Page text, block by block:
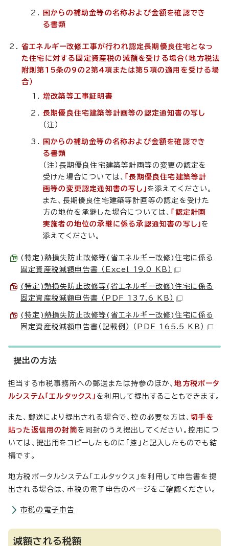
国からの補助金等の名称および金額を確認でき
る書類
省エネルギー改修工事が行われ認定長期優良住宅となっ
た住宅に対する固定資産税の減額を受ける場合（地方税法
附則第15条の9の2第4項または第5項の適用を受ける場
合）
増改築等工事証明書
長期優良住宅建築等計画等の認定通知書の写し
（注）
国からの補助金等の名称および金額を確認でき
る書類
（注）長期優良住宅建築等計画等の変更の認定を
受けた場合については、 「長期優良住宅建築等計
画等の変更認定通知書の写し」 を添えてください。
また、長期優良住宅建築等計画等の認定を受けた
方の地位を承継した場合については、 「認定計画
実施者の地位の承継に係る承認通知書の写し」 を
添えてください。
(特定)熱損失防止改修等(省エネルギー改修)住宅に係る
固定資産税減額申告書 （Excel 19.0 KB）
(特定)熱損失防止改修等(省エネルギー改修)住宅に係る
固定資産税減額申告書 （PDF 137.6 KB）
(特定)熱損失防止改修等(省エネルギー改修)住宅に係る
固定資産税減額申告書（記載例） （PDF 165.5 KB）
提出の方法
担当する市税事務所への郵送または持参のほか、地方税ポータ
ルシステム「エルタックス」 を利用して提出することもできます。
また、郵送により提出される場合で、控の必要な方は、切手を
貼った返信用の封筒 を同封のうえ提出してください。控用につ
いては、提出用をコピーしたものに「控」と記入したものでも結
構です。
地方税ポータルシステム「エルタックス」を利用して申告書を提
出される場合は、市税の電子申告のページをご確認ください。
市税の電子申告
減額される税額